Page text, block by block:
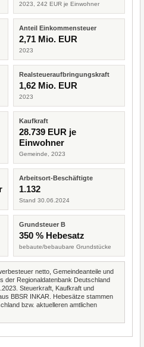
2023, 242 EUR je Einwohner
Anteil Einkommensteuer
2,71 Mio. EUR
2023
Realsteueraufbringungskraft
1,62 Mio. EUR
2023
Kaufkraft
28.739 EUR je
Einwohner
Gemeinde, 2023
Arbeitsort-Beschäftigte
1.132
Stand 30.06.2024
Grundsteuer B
350 % Hebesatz
bebaute/bebaubare Grundstücke
netto, Gemeindeanteile und
der Regionaldatenbank Deutschland
Steuerkraft, Kaufkraft und
BBSR INKAR. Hebesätze stammen
bzw. aktuelleren amtlichen